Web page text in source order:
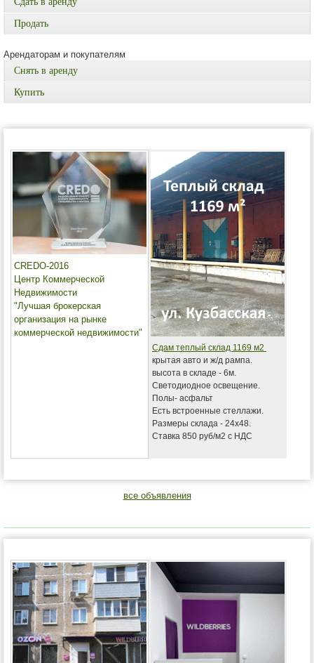
Продать
Арендаторам и покупателям
Снять в аренду
Купить
CREDO-2016
Центр Коммерческой
Недвижимости
"Лучшая брокерская
организация на рынке
коммерческой недвижимости"
Сдам теплый склад 1169 м2
крытая авто и ж/д рампа.
высота в складе - 6м.
Светодиодное освещение.
Полы- асфальт
Есть встроенные стеллажи.
Размеры склада - 24х48.
Ставка 850 руб/м2 с НДС
все объявления